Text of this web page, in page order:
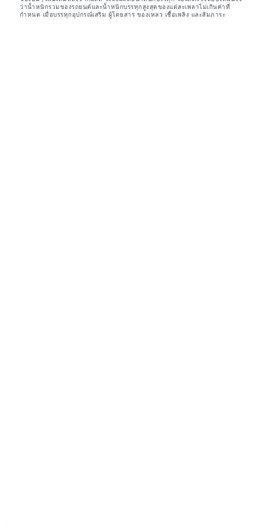
ว่าน้ำหนักรวมของรถยนต์และน้ำหนักบรรทุกสูงสุดของแต่ละเพลาไม่เกินค่าที่
กำหนด เมื่อบรรทุกอุปกรณ์เสริม ผู้โดยสาร ของเหลว เชื้อเพลิง และสัมภาระ